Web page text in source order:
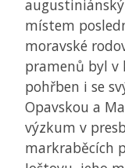
místem
moravské
pramenů byl v
pohřben i se
Opavskou a
výzkum v
markraběcích